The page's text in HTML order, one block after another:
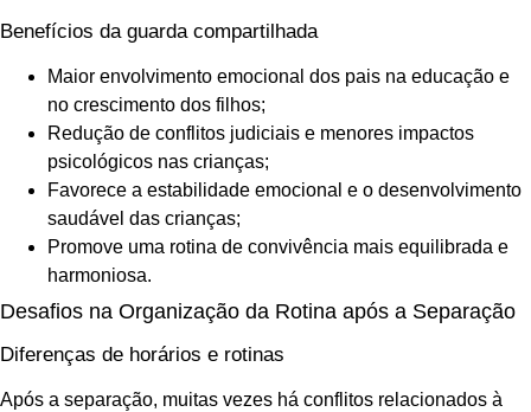
Benefícios da guarda compartilhada
Maior envolvimento emocional dos pais na educação e
no crescimento dos filhos;
Redução de conflitos judiciais e menores impactos
psicológicos nas crianças;
Favorece a estabilidade emocional e o desenvolvimento
saudável das crianças;
Promove uma rotina de convivência mais equilibrada e
harmoniosa.
Desafios na Organização da Rotina após a Separação
Diferenças de horários e rotinas
Após a separação, muitas vezes há conflitos relacionados à